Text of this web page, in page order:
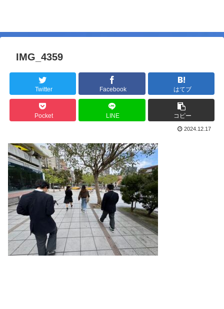
IMG_4359
Twitter Facebook はてブ
Pocket LINE コピー
2024.12.17